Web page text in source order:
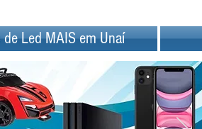
de Led MAIS em Unaí